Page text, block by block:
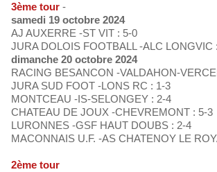
3ème tour -
samedi 19 octobre 2024
AJ AUXERRE -ST VIT : 5-0
JURA DOLOIS FOOTBALL -ALC LONGVIC
dimanche 20 octobre 2024
RACING BESANCON -VALDAHON-
JURA SUD FOOT -LONS RC : 1-3
MONTCEAU -IS-SELONGEY : 2-4
CHATEAU DE JOUX -CHEVREMONT : 5-3
LURONNES -GSF HAUT DOUBS : 2-4
MACONNAIS U.F. -AS CHATENOY LE
2ème tour